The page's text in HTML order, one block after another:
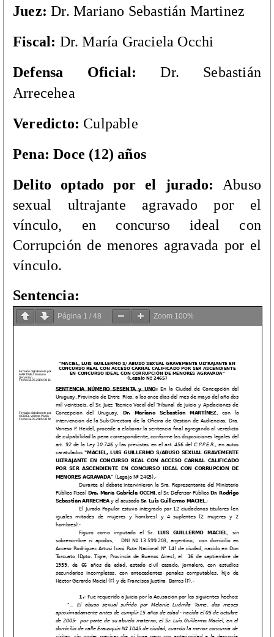
Juez:Dr. Mariano Sebastián Martinez
Fiscal: Dr. María Graciela Occhi
Defensa Oficial: Dr. Sebastián
Arrecehea
Veredicto: Culpable
Pena: Doce (12) años
Delito optado por el jurado: Abuso
sexual ultrajante agravado por el
vínculo, en concurso ideal con
Corrupción de menores agravada por el
vínculo.
Sentencia:
Página 1 / 48 Zoom 100%